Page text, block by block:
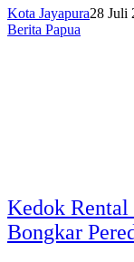
Kota Jayapura28 Juli
Berita Papua
Kedok Rental
Bongkar